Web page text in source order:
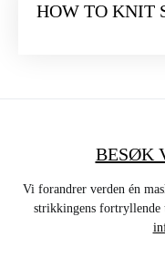
HOW TO KNIT
BESØK
Vi forandrer verden én
strikkingens fortryllende